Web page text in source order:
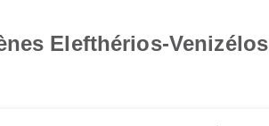
Elefthérios-Venizélos